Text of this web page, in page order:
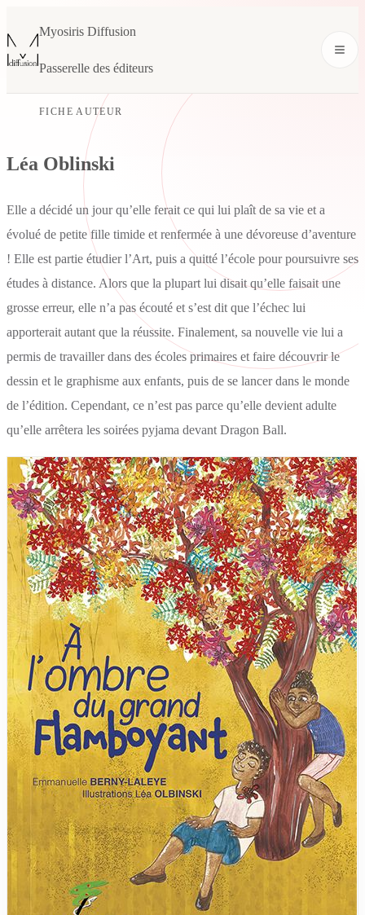
Myosiris Diffusion
Passerelle des éditeurs
FICHE AUTEUR
Léa Oblinski
Elle a décidé un jour qu’elle ferait ce qui lui plaît de sa vie et a
évolué de petite fille timide et renfermée à une dévoreuse d’aventure
! Elle est partie étudier l’Art, puis a quitté l’école pour poursuivre ses
études à distance. Alors que la plupart lui disait qu’elle faisait une
grosse erreur, elle n’a pas écouté et s’est dit que l’échec lui
apporterait autant que la réussite. Finalement, sa nouvelle vie lui a
permis de travailler dans des écoles primaires et faire découvrir le
dessin et le graphisme aux enfants, puis de se lancer dans le monde
de l’édition. Cependant, ce n’est pas parce qu’elle devient adulte
qu’elle arrêtera les soirées pyjama devant Dragon Ball.